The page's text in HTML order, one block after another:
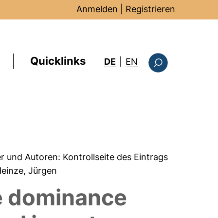
Anmelden Registrieren
Quicklinks DE EN : this page in
und Autoren: Kontrollseite des Eintrags
Jürgen
dominance